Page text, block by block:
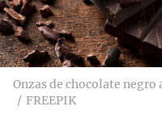
Onzas de chocolate negro
FREEPIK